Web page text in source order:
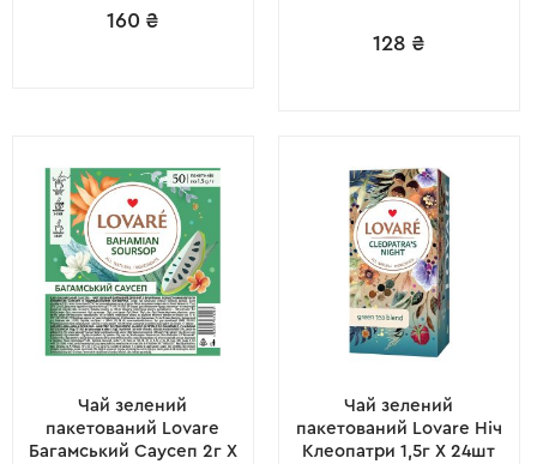
160 ₴
128 ₴
Чай зелений
пакетований Lovare
Багамський Саусеп 2г X
Чай зелений
пакетований Lovare Ніч
Клеопатри 1,5г X 24шт